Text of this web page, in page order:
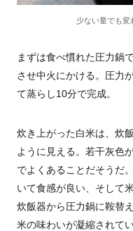
少ない量でも変
まずは食べ慣れた圧力鍋
させ中火にかける。圧力
て蒸らし10分で完成。
炊き上がった白米は、炊
ように見える。若干灰色
でよくあることだそうだ
いて食感が良い、そして
炊飯器から圧力鍋に鞍替
米の味わいが凝縮されてい